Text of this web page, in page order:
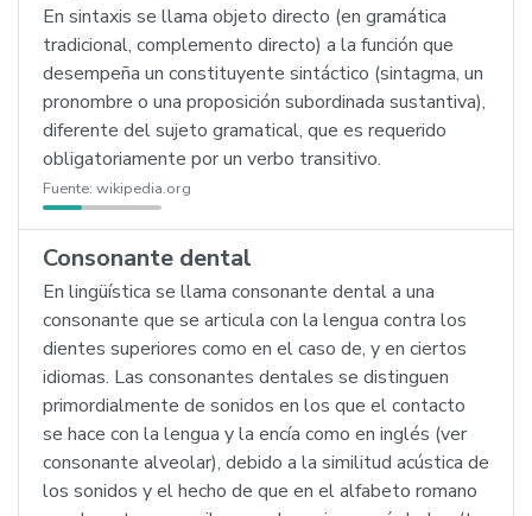
En sintaxis se llama objeto directo (en gramática
tradicional, complemento directo) a la función que
desempeña un constituyente sintáctico (sintagma, un
pronombre o una proposición subordinada sustantiva),
diferente del sujeto gramatical, que es requerido
obligatoriamente por un verbo transitivo.
Fuente: wikipedia.org
Consonante dental
En lingüística se llama consonante dental a una
consonante que se articula con la lengua contra los
dientes superiores como en el caso de, y en ciertos
idiomas. Las consonantes dentales se distinguen
primordialmente de sonidos en los que el contacto
se hace con la lengua y la encía como en inglés (ver
consonante alveolar), debido a la similitud acústica de
los sonidos y el hecho de que en el alfabeto romano